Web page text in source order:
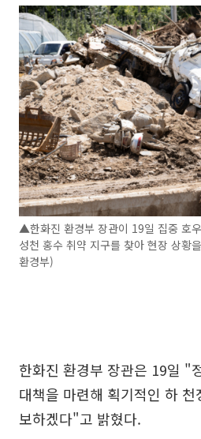
▲한화진 환경부 장관이 19일 집중 호
성천 홍수 취약 지구를 찾아 현장 상황
환경부)
한화진 환경부 장관은 19일 "
대책을 마련해 획기적인 하
보하겠다"고 밝혔다.